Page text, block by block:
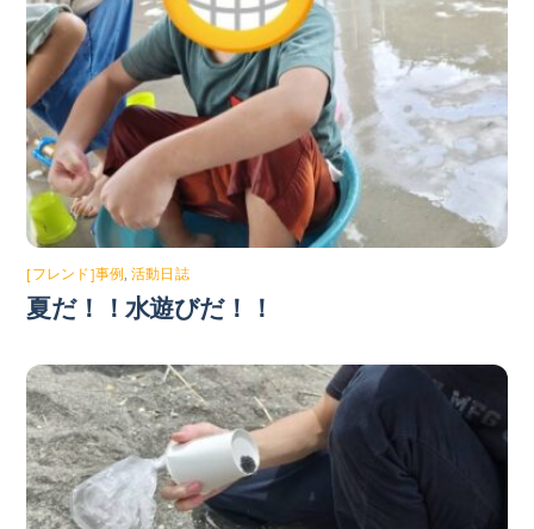
[フレンド]事例, 活動日誌
夏だ！！水遊びだ！！